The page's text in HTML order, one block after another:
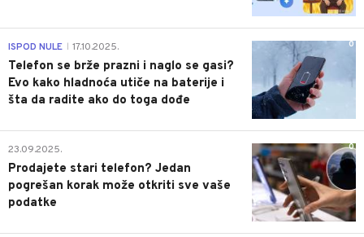
0
ISPOD NULE 17.10.2025.
Telefon se brže prazni i naglo se gasi?
Evo kako hladnoća utiče na baterije i
šta da radite ako do toga dođe
0
23.09.2025.
Prodajete stari telefon? Jedan
pogrešan korak može otkriti sve vaše
podatke